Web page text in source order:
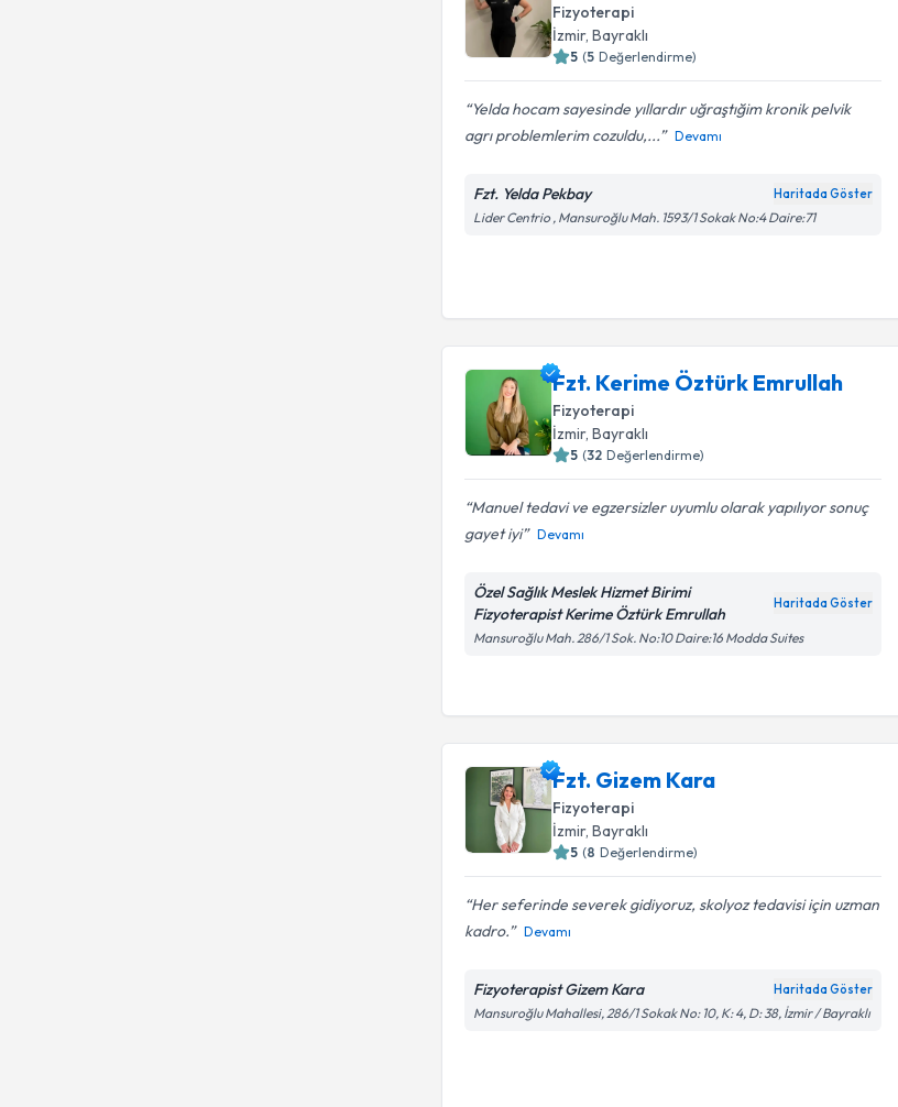
Fizyoterapi
İzmir, Bayraklı
5 (5 Değerlendirme)
Yelda hocam sayesinde yıllardır uğraştığim kronik pelvik
agrı problemlerim cozuldu,...
Devamı
Fzt. Yelda Pekbay Haritada Göster
Lider Centrio , Mansuroğlu Mah. 1593/1 Sokak No:4 Daire:71
Fzt. Kerime Öztürk Emrullah
Fizyoterapi
İzmir, Bayraklı
5 (32 Değerlendirme)
Manuel tedavi ve egzersizler uyumlu olarak yapılıyor sonuç
gayet iyi
Devamı
Özel Sağlık Meslek Hizmet Birimi
Fizyoterapist Kerime Öztürk Emrullah
Haritada Göster
Mansuroğlu Mah. 286/1 Sok. No:10 Daire:16 Modda Suites
Fzt. Gizem Kara
Fizyoterapi
İzmir, Bayraklı
5 (8 Değerlendirme)
Her seferinde severek gidiyoruz, skolyoz tedavisi için uzman
kadro.
Devamı
Fizyoterapist Gizem Kara Haritada Göster
Mansuroğlu Mahallesi, 286/1 Sokak No: 10, K: 4, D: 38, İzmir / Bayraklı